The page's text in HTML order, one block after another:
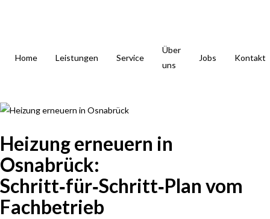
Home Leistungen Service
Über
uns
Jobs Kontakt
Heizung erneuern in
Osnabrück:
Schritt‑für‑Schritt‑Plan vom
Fachbetrieb